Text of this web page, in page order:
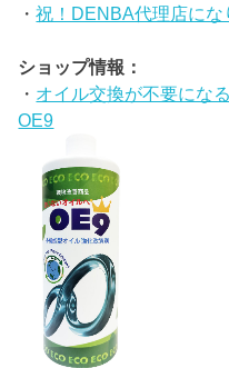
・祝！DENBA代理店にな
ショップ情報：
・ オイル交換が不要にな
OE9